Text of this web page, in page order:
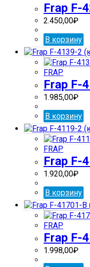
Frap F-
2.450,00₽
В корзину
FRAP
Frap F-
1.985,00₽
В корзину
FRAP
Frap F-
1.920,00₽
В корзину
FRAP
Frap F-
1.998,00₽